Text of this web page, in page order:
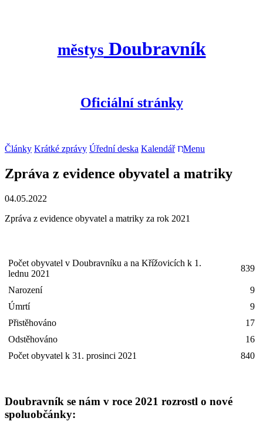
městys Doubravník
Oficiální stránky
Články Krátké zprávy Úřední deska Kalendář Menu
Zpráva z evidence obyvatel a matriky
04.05.2022
Zpráva z evidence obyvatel a matriky za rok 2021
Počet obyvatel v Doubravníku a na Křížovicích k 1.
lednu 2021
839
Narození
9
Úmrtí
9
Přistěhováno
17
Odstěhováno
16
Počet obyvatel k 31. prosinci 2021
840
Doubravník se nám v roce 2021 rozrostl o nové
spoluobčánky: